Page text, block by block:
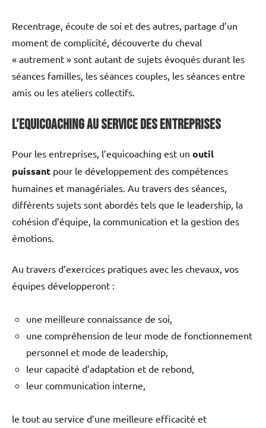
Recentrage, écoute de soi et des autres, partage d’un
moment de complicité, découverte du cheval
« autrement » sont autant de sujets évoqués durant les
séances familles, les séances couples, les séances entre
amis ou les ateliers collectifs.
L’Equicoaching au service des entreprises
Pour les entreprises, l’equicoaching est un outil
puissant pour le développement des compétences
humaines et managériales. Au travers des séances,
différents sujets sont abordés tels que le leadership, la
cohésion d’équipe, la communication et la gestion des
émotions.
Au travers d’exercices pratiques avec les chevaux, vos
équipes développeront :
une meilleure connaissance de soi,
une compréhension de leur mode de fonctionnement
personnel et mode de leadership,
leur capacité d’adaptation et de rebond,
leur communication interne,
le tout au service d’une meilleure efficacité et